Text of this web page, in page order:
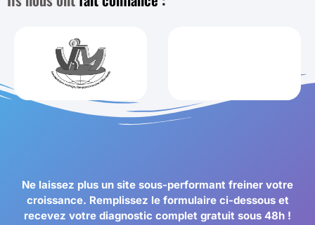
Ne laissez plus un site sous-performant freiner votre
croissance. Remplissez le formulaire ci-dessous et
recevez votre diagnostic complet gratuit sous 48h !